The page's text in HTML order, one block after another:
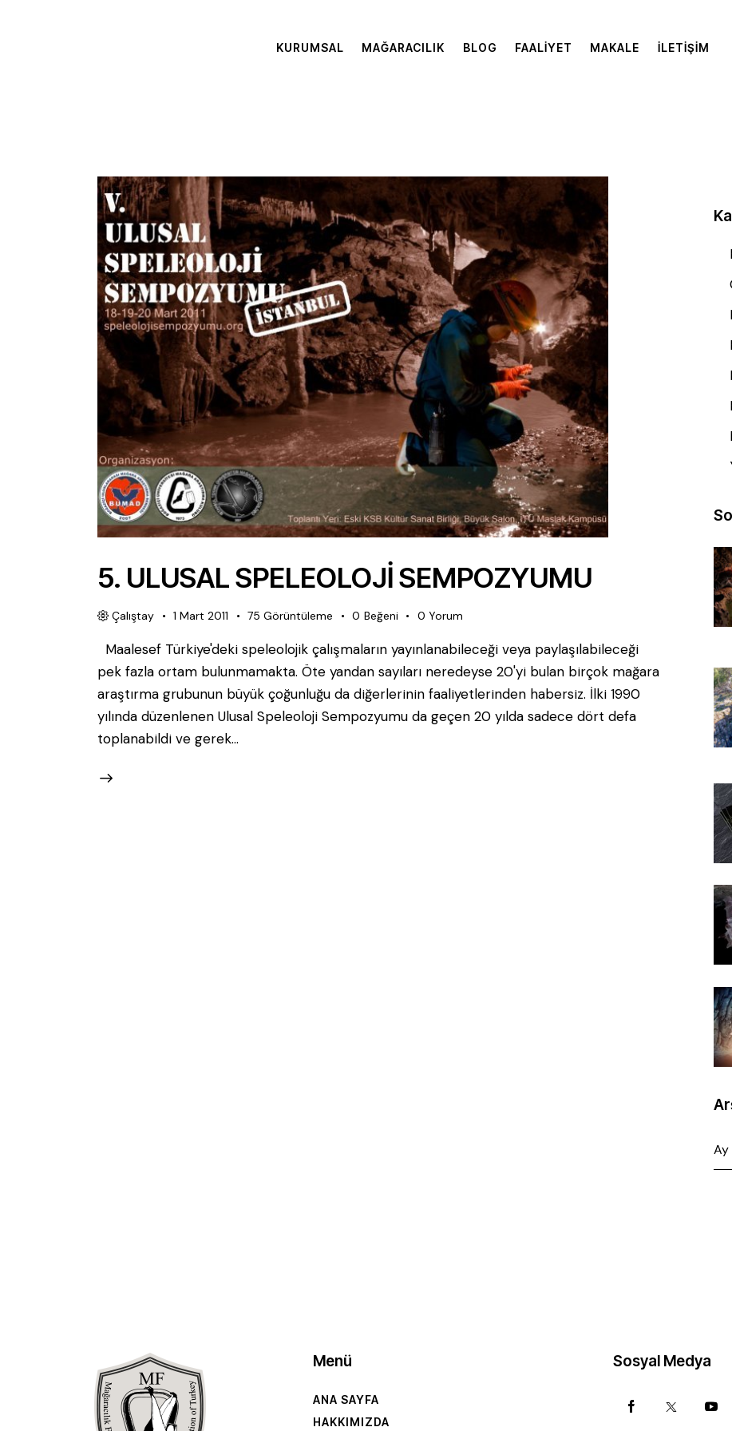
KURUMSAL MAĞARACILIK BLOG FAALIYET MAKALE İLETIŞIM
5. ULUSAL SPELEOLOJİ SEMPOZYUMU
Çalıştay 1 Mart 2011 75 Görüntüleme 0 Beğeni 0 Yorum
Maalesef Türkiye'deki speleolojik çalışmaların yayınlanabileceği veya paylaşılabileceği
pek fazla ortam bulunmamakta. Öte yandan sayıları neredeyse 20'yi bulan birçok mağara
araştırma grubunun büyük çoğunluğu da diğerlerinin faaliyetlerinden habersiz. İlki 1990
yılında düzenlenen Ulusal Speleoloji Sempozyumu da geçen 20 yılda sadece dört defa
toplanabildi ve gerek…
Menü
ANA SAYFA
HAKKIMIZDA
Sosyal Medya